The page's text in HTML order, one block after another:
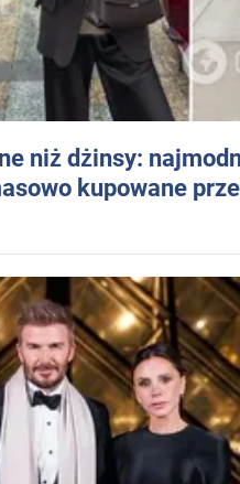
niż dżinsy:
kupowane